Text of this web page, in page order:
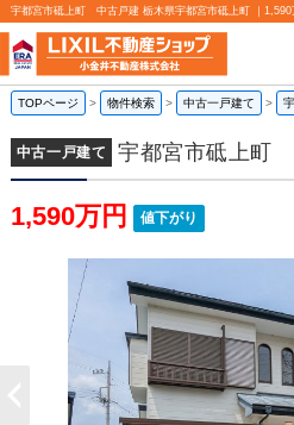
TOPページ > 物件検索 > 中古一戸建て >
中古一戸建て 宇都宮市砥上町
1,590万円 値下がり